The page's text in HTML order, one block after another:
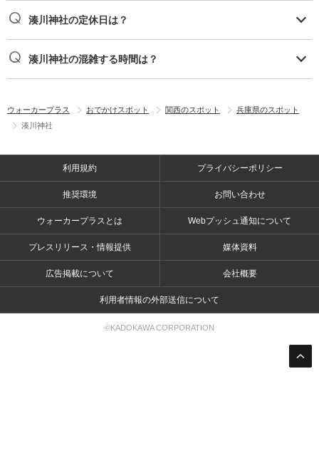
湊川神社の定休日は？
湊川神社の混雑する時間は？
ウォーカープラス おでかけスポット 関西のスポット
兵庫県のスポット
湊川神社
利用規約 プライバシーポリシー
推奨環境 お問い合わせ
ウォーカープラスとは Webプッシュ通知について
プレスリリース・情報提供 媒体資料
広告掲載について 会社概要
利用者情報の外部送信について
©KADOKAWA CORPORATION